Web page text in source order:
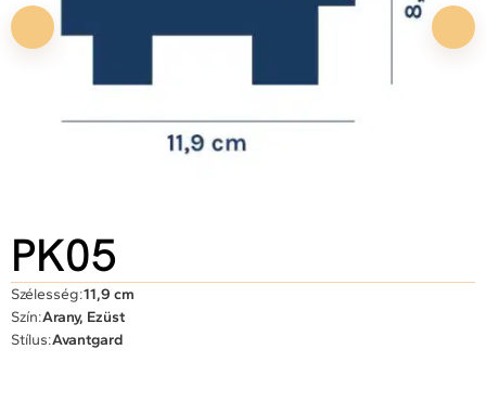
PK05
Szélesség:11,9 cm
Szín:Arany, Ezüst
Stílus:Avantgard